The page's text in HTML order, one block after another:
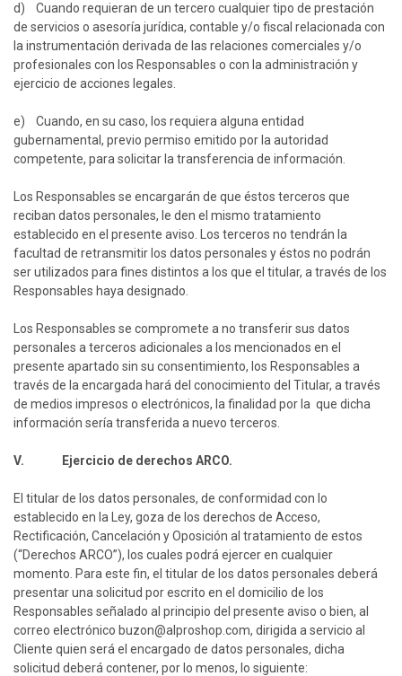
d) Cuando requieran de un tercero cualquier tipo de prestación
de servicios o asesoría jurídica, contable y/o fiscal relacionada con
la instrumentación derivada de las relaciones comerciales y/o
profesionales con los Responsables o con la administración y
ejercicio de acciones legales.
e) Cuando, en su caso, los requiera alguna entidad
gubernamental, previo permiso emitido por la autoridad
competente, para solicitar la transferencia de información.
Los Responsables se encargarán de que éstos terceros que
reciban datos personales, le den el mismo tratamiento
establecido en el presente aviso. Los terceros no tendrán la
facultad de retransmitir los datos personales y éstos no podrán
ser utilizados para fines distintos a los que el titular, a través de los
Responsables haya designado.
Los Responsables se compromete a no transferir sus datos
personales a terceros adicionales a los mencionados en el
presente apartado sin su consentimiento, los Responsables a
través de la encargada hará del conocimiento del Titular, a través
de medios impresos o electrónicos, la finalidad por la que dicha
información sería transferida a nuevo terceros.
V. Ejercicio de derechos ARCO.
El titular de los datos personales, de conformidad con lo
establecido en la Ley, goza de los derechos de Acceso,
Rectificación, Cancelación y Oposición al tratamiento de estos
(“Derechos ARCO”), los cuales podrá ejercer en cualquier
momento. Para este fin, el titular de los datos personales deberá
presentar una solicitud por escrito en el domicilio de los
Responsables señalado al principio del presente aviso o bien, al
correo electrónico buzon@alproshop.com, dirigida a servicio al
Cliente quien será el encargado de datos personales, dicha
solicitud deberá contener, por lo menos, lo siguiente: